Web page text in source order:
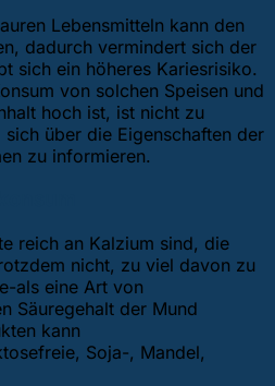
Lebensmitteln kann den
dadurch vermindert sich der
sich ein höheres Kariesrisiko.
von solchen Speisen und
hoch ist, ist nicht zu
über die Eigenschaften der
zu informieren.
reich an Kalzium sind, die
nicht, zu viel davon zu
als eine Art von
Säuregehalt der Mund
kann
Soja-, Mandel,